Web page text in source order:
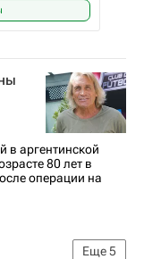
в аргентинской
80 лет в
операции на
Еще5